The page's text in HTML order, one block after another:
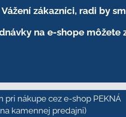
Vážení zákazníci, radi by
na e-shope môžete
nákupe cez e-shop PEKNÁ
kamennej predajni)